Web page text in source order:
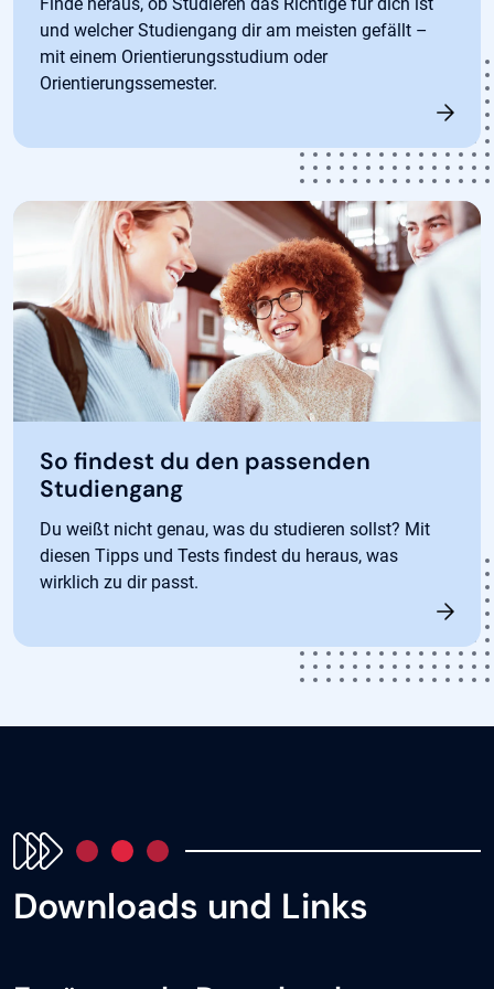
und welcher Studiengang dir am meisten gefällt –
mit einem Orientierungsstudium oder
Orientierungssemester.
So findest du den passenden
Studiengang
Du weißt nicht genau, was du studieren sollst? Mit
diesen Tipps und Tests findest du heraus, was
wirklich zu dir passt.
Downloads und Links